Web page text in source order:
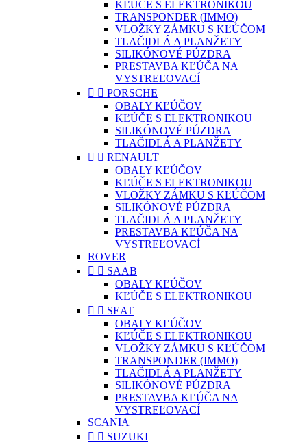
KĽÚČE S ELEKTRONIKOU
TRANSPONDER (IMMO)
VLOŽKY ZÁMKU S KĽÚČOM
TLAČIDLÁ A PLANŽETY
SILIKÓNOVÉ PÚZDRA
PRESTAVBA KĽÚČA NA
VYSTREĽOVACÍ
  PORSCHE
OBALY KĽÚČOV
KĽÚČE S ELEKTRONIKOU
SILIKÓNOVÉ PÚZDRA
TLAČIDLÁ A PLANŽETY
  RENAULT
OBALY KĽÚČOV
KĽÚČE S ELEKTRONIKOU
VLOŽKY ZÁMKU S KĽÚČOM
SILIKÓNOVÉ PÚZDRA
TLAČIDLÁ A PLANŽETY
PRESTAVBA KĽÚČA NA
VYSTREĽOVACÍ
ROVER
  SAAB
OBALY KĽÚČOV
KĽÚČE S ELEKTRONIKOU
  SEAT
OBALY KĽÚČOV
KĽÚČE S ELEKTRONIKOU
VLOŽKY ZÁMKU S KĽÚČOM
TRANSPONDER (IMMO)
TLAČIDLÁ A PLANŽETY
SILIKÓNOVÉ PÚZDRA
PRESTAVBA KĽÚČA NA
VYSTREĽOVACÍ
SCANIA
  SUZUKI